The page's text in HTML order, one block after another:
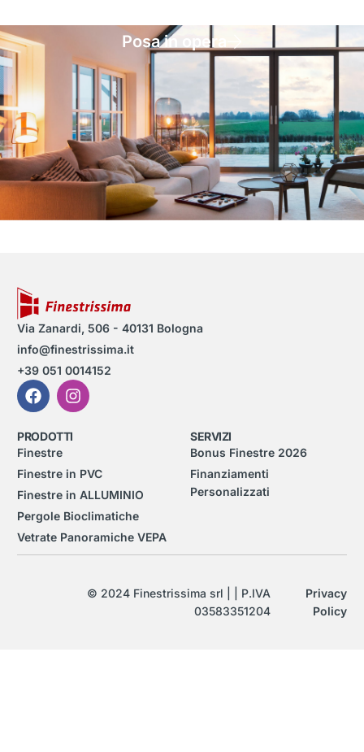
Posa in opera
Via Zanardi, 506 - 40131 Bologna
info@finestrissima.it
+39 051 0014152
PRODOTTI
Finestre
Finestre in PVC
Finestre in ALLUMINIO
Pergole Bioclimatiche
Vetrate Panoramiche VEPA
SERVIZI
Bonus Finestre 2026
Finanziamenti
Personalizzati
© 2024 Finestrissima srl | | P.IVA
03583351204
Privacy
Policy